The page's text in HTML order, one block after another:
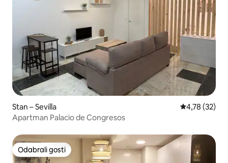
Stan – Sevilla Prosječna
4,78 (32)
Apartman Palacio de Congresos
Odabrali gosti
Odabrali gosti